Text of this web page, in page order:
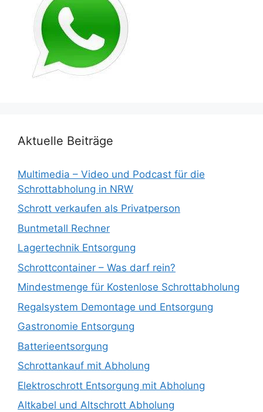
Aktuelle Beiträge
Multimedia – Video und Podcast für die
Schrottabholung in NRW
Schrott verkaufen als Privatperson
Buntmetall Rechner
Lagertechnik Entsorgung
Schrottcontainer – Was darf rein?
Mindestmenge für Kostenlose Schrottabholung
Regalsystem Demontage und Entsorgung
Gastronomie Entsorgung
Batterieentsorgung
Schrottankauf mit Abholung
Elektroschrott Entsorgung mit Abholung
Altkabel und Altschrott Abholung